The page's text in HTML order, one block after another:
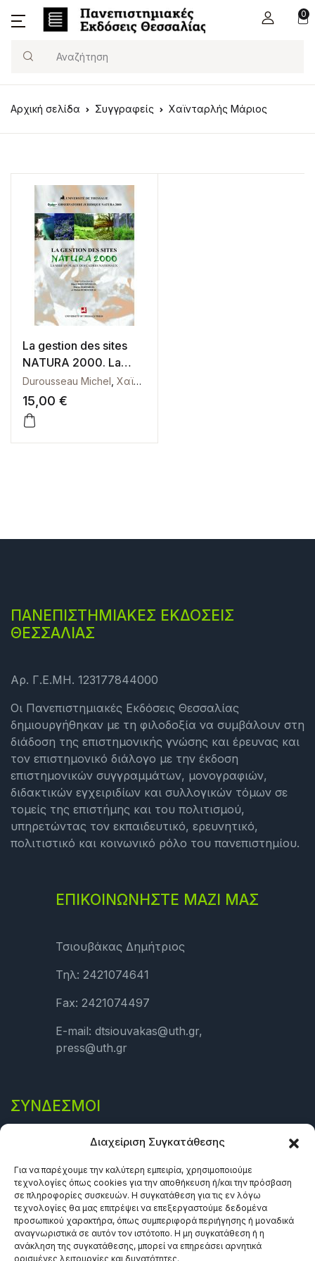
Διαχείριση Συγκατάθεσης
Για να παρέχουμε την καλύτερη εμπειρία, χρησιμοποιούμε
τεχνολογίες όπως cookies για την αποθήκευση ή/και την πρόσβαση
σε πληροφορίες συσκευών. Η συγκατάθεση για τις εν λόγω
τεχνολογίες θα μας επιτρέψει να επεξεργαστούμε δεδομένα
προσωπικού χαρακτήρα, όπως συμπεριφορά περιήγησης ή μοναδικά
αναγνωριστικά σε αυτόν τον ιστότοπο. Η μη συγκατάθεση ή η
ανάκληση της συγκατάθεσης, μπορεί να επηρεάσει αρνητικά
ορισμένες λειτουργίες και δυνατότητες.
0
Search
Αρχική σελίδα Συγγραφείς Χαϊνταρλής Μάριος
La gestion des sites
NATURA 2000. La
mise en place des
cadres Nationaux
Durousseau Michel Χαϊνταρλής Μάριος
15,00 €
ΠΑΝΕΠΙΣΤΗΜΙΑΚΕΣ ΕΚΔΟΣΕΙΣ
ΘΕΣΣΑΛΙΑΣ
Αρ. Γ.Ε.ΜΗ. 123177844000
Οι Πανεπιστημιακές Εκδόσεις Θεσσαλίας
δημιουργήθηκαν με τη φιλοδοξία να συμβάλουν στη
διάδοση της επιστημονικής γνώσης και έρευνας και
τον επιστημονικό διάλογο με την έκδοση
επιστημονικών συγγραμμάτων, μονογραφιών,
διδακτικών εγχειριδίων και συλλογικών τόμων σε
τομείς της επιστήμης και του πολιτισμού,
υπηρετώντας τον εκπαιδευτικό, ερευνητικό,
πολιτιστικό και κοινωνικό ρόλο του πανεπιστημίου.
ΕΠΙΚΟΙΝΩΝΗΣΤΕ ΜΑΖΙ ΜΑΣ
Τσιουβάκας Δημήτριος
Τηλ: 2421074641
Fax: 2421074497
E-mail: dtsiouvakas@uth.gr,
press@uth.gr
ΣΎΝΔΕΣΜΟΙ
Πολιτική Cookies (ΕΕ)